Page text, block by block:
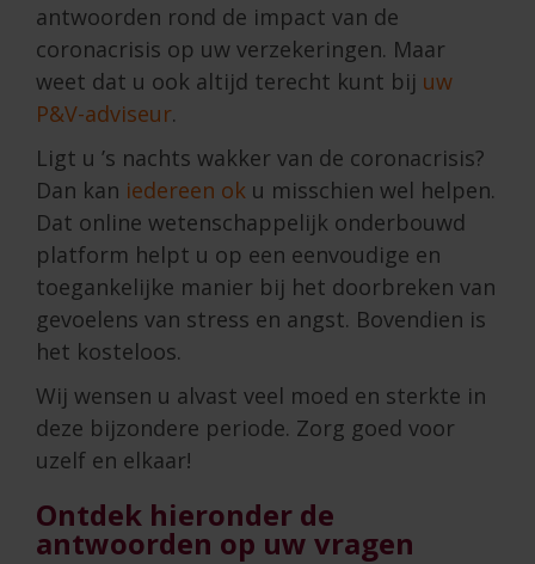
antwoorden rond de impact van de
coronacrisis op uw verzekeringen. Maar
weet dat u ook altijd terecht kunt bij uw
P&V-adviseur.
Ligt u ’s nachts wakker van de coronacrisis?
Dan kan iedereen ok u misschien wel helpen.
Dat online wetenschappelijk onderbouwd
platform helpt u op een eenvoudige en
toegankelijke manier bij het doorbreken van
gevoelens van stress en angst. Bovendien is
het kosteloos.
Wij wensen u alvast veel moed en sterkte in
deze bijzondere periode. Zorg goed voor
uzelf en elkaar!
Ontdek hieronder de
antwoorden op uw vragen